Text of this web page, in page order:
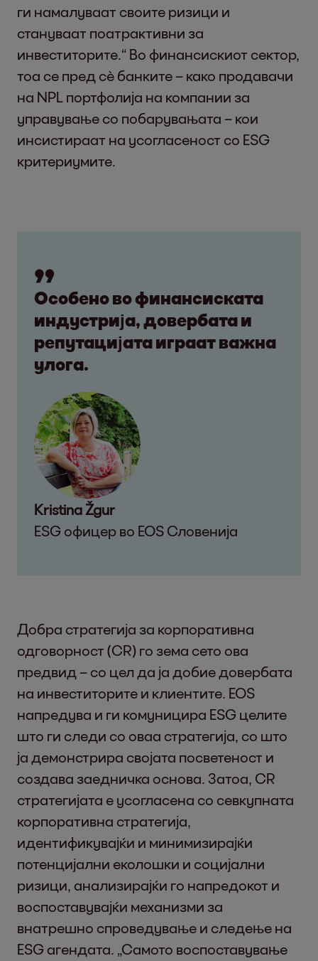
ги намалуваат своите ризици и
стануваат поатрактивни за
инвеститорите.“ Во финансискиот сектор,
тоа се пред сè банките – како продавачи
на NPL портфолија на компании за
управување со побарувањата – кои
инсистираат на усогласеност со ESG
критериумите.
Особено во финансиската
индустрија, довербата и
репутацијата играат важна
улога.
Kristina Žgur
ESG офицер во EOS Словенија
Добра стратегија за корпоративна
одговорност (CR) го зема сето ова
предвид – со цел да ја добие довербата
на инвеститорите и клиентите. EOS
напредува и ги комуницира ESG целите
што ги следи со оваа стратегија, со што
ја демонстрира својата посветеност и
создава заедничка основа. Затоа, CR
стратегијата е усогласена со севкупната
корпоративна стратегија,
идентификувајќи и минимизирајќи
потенцијални еколошки и социјални
ризици, анализирајќи го напредокот и
воспоставувајќи механизми за
внатрешно спроведување и следење на
ESG агендата. „Самото воспоставување